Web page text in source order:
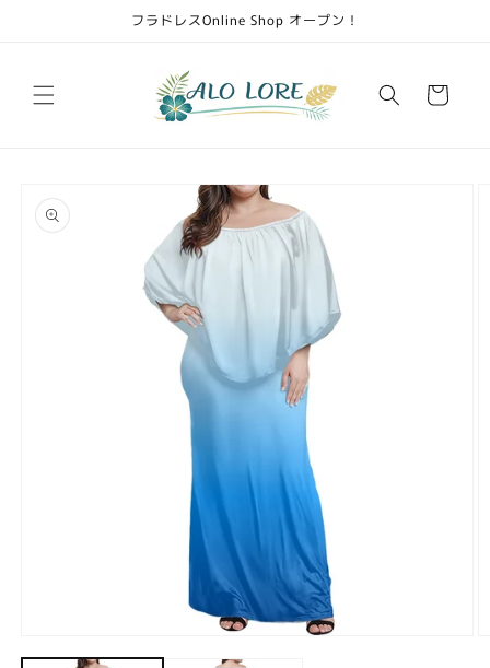
フラドレスOnline Shop オープン！
Cart
product
information
media